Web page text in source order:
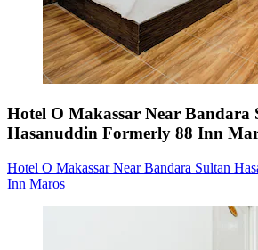
Hotel O Makassar Near Bandara
Hasanuddin Formerly 88 Inn
Hotel O Makassar Near Bandara Sultan
Inn Maros